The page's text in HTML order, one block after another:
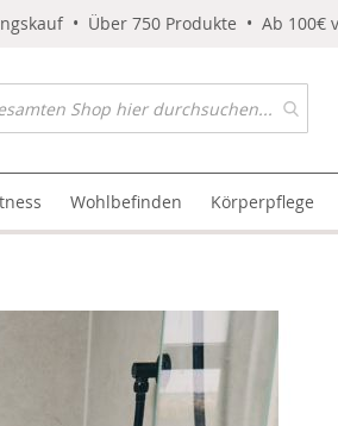
• Über 750 Produkte • Ab 100€
Wohlbefinden Körperpflege